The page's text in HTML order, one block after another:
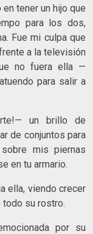
tener un hijo que
para los dos,
Fue mi culpa que
a la televisión
no fuera ella —
para salir a
un brillo de
de conjuntos para
mis piernas
en tu armario.
ella, viendo crecer
su rostro.
por su